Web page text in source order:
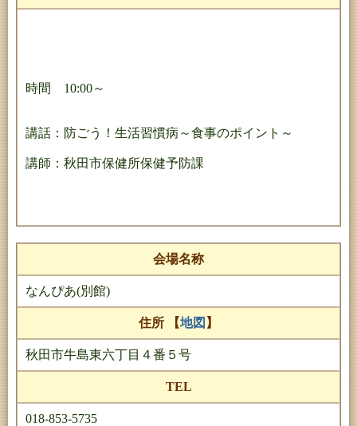
時間 10:00～
講話：防ごう！生活習慣病～食事のポイント～
講師：秋田市保健所保健予防課
会場名称
なんぴあ(別館)
住所 【地図 】
秋田市牛島東六丁目４番５号
TEL
018-853-5735